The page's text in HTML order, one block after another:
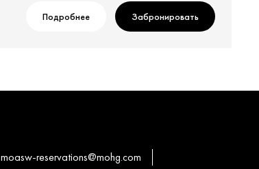
Подробнее Забронировать
moasw-reservations@mohg.com